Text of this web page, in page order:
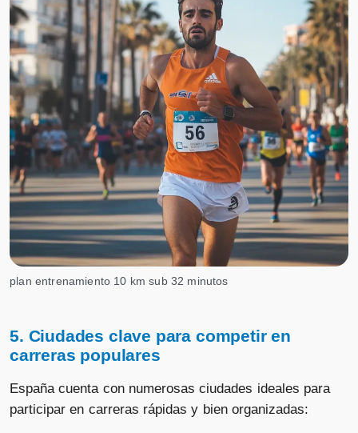
plan entrenamiento 10 km sub 32 minutos
5. Ciudades clave para competir en
carreras populares
España cuenta con numerosas ciudades ideales para
participar en carreras rápidas y bien organizadas: